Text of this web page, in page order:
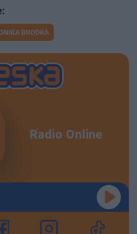
BRODKA
Radio Online